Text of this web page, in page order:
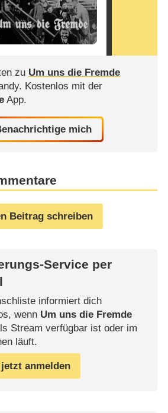
zu Um uns die Fremde
Kostenlos mit der
App.
mich
Beitrag schreiben
Service per
informiert dich
wenn Um uns die Fremde
Stream verfügbar ist oder im
läuft.
jetzt anmelden